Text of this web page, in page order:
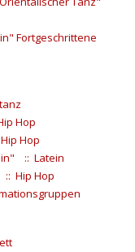
Fortgeschrittene
Hop
Hop
:: Latein
:: Hip Hop